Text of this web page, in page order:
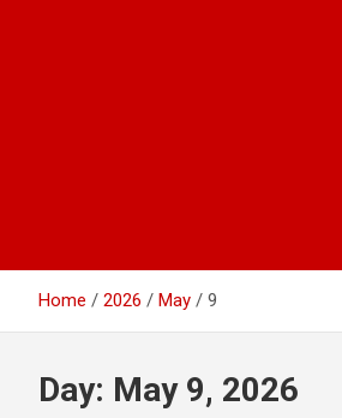
Home 2026 May 9
Day: May 9, 2026